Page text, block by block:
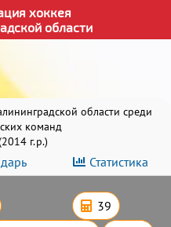
хоккея
области
области среди
команд
г.р.)
Статистика
39